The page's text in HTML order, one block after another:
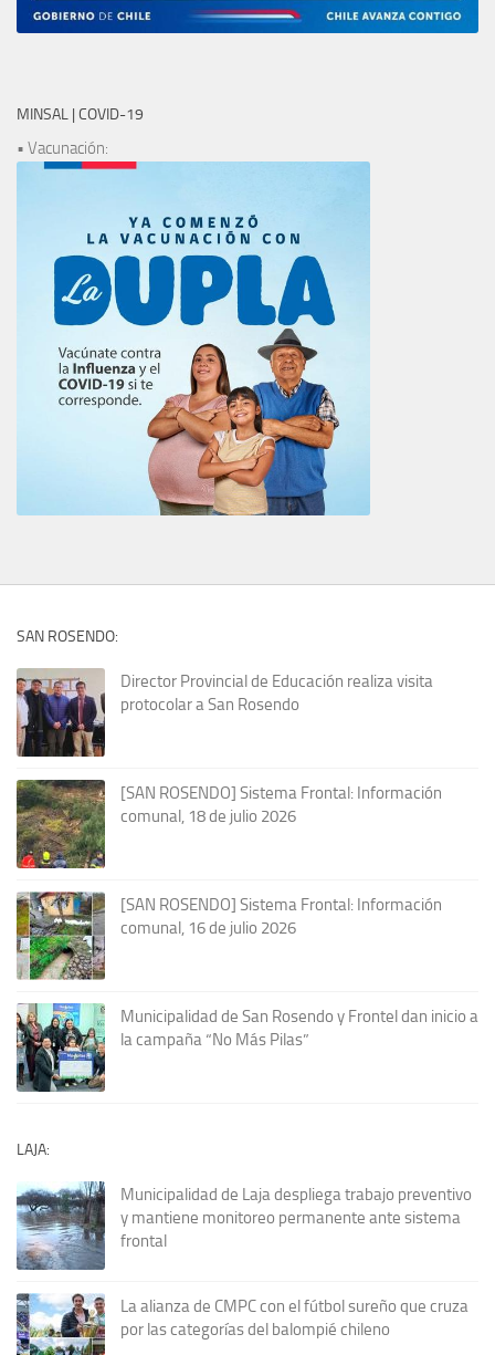
MINSAL | COVID-19
• Vacunación:
SAN ROSENDO:
Director Provincial de Educación realiza visita
protocolar a San Rosendo
[SAN ROSENDO] Sistema Frontal: Información
comunal, 18 de julio 2026
[SAN ROSENDO] Sistema Frontal: Información
comunal, 16 de julio 2026
Municipalidad de San Rosendo y Frontel dan inicio a
la campaña “No Más Pilas”
LAJA:
Municipalidad de Laja despliega trabajo preventivo
y mantiene monitoreo permanente ante sistema
frontal
La alianza de CMPC con el fútbol sureño que cruza
por las categorías del balompié chileno